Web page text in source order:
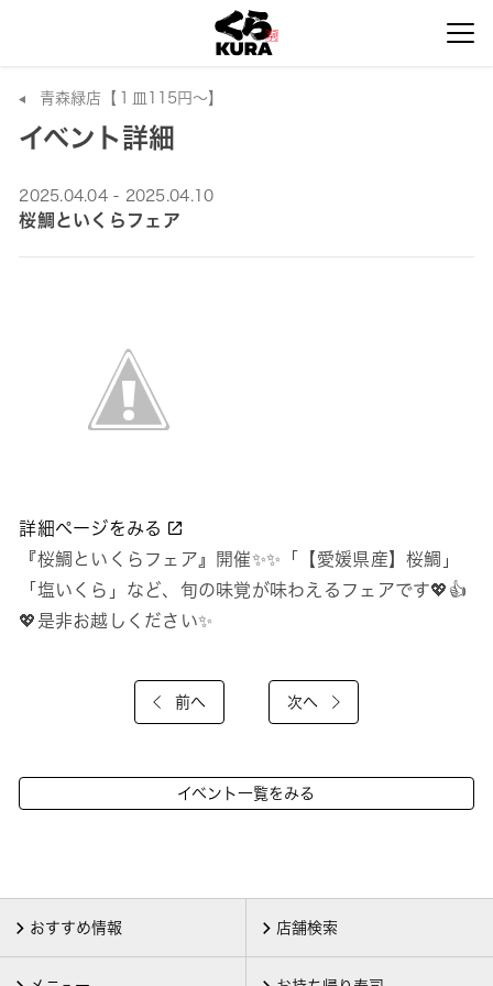
青森緑店【１皿115円～】
イベント詳細
2025.04.04 - 2025.04.10
桜鯛といくらフェア
詳細ページをみる
『桜鯛といくらフェア』開催✨✨「【愛媛県産】桜鯛」
「塩いくら」など、旬の味覚が味わえるフェアです💖👍
💖是非お越しください✨
前へ 次へ
イベント一覧をみる
おすすめ情報 店舗検索